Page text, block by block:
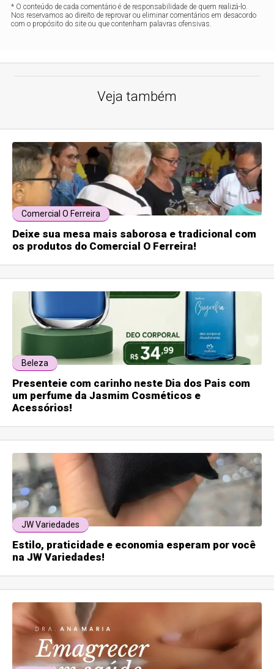
* O conteúdo de cada comentário é de responsabilidade de quem realizá-lo.
Nos reservamos ao direito de reprovar ou eliminar comentários em desacordo
com o propósito do site ou que contenham palavras ofensivas.
Veja também
Comercial O Ferreira
Deixe sua mesa mais saborosa e tradicional com
os produtos do Comercial O Ferreira!
Beleza
Presenteie com carinho neste Dia dos Pais com
um perfume da Jasmim Cosméticos e
Acessórios!
JW Variedades
Estilo, praticidade e economia esperam por você
na JW Variedades!